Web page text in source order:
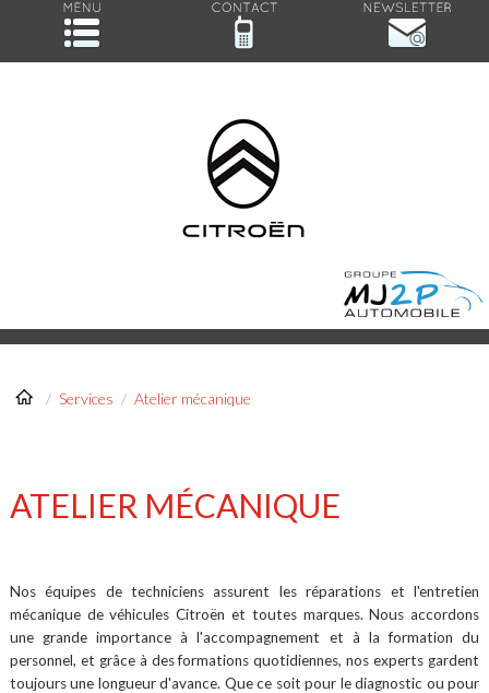
/ Services / Atelier mécanique
ATELIER MÉCANIQUE
Nos équipes de techniciens assurent les réparations et l'entretien
mécanique de véhicules Citroën et toutes marques. Nous accordons
une grande importance à l'accompagnement et à la formation du
personnel, et grâce à des formations quotidiennes, nos experts gardent
toujours une longueur d'avance. Que ce soit pour le diagnostic ou pour